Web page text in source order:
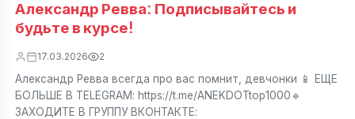
Александр Ревва: Подписывайтесь и
будьте в курсе!
17.03.2026 2
Александр Ревва всегда про вас помнит, девчонки 📱 ЕЩЕ
БОЛЬШЕ В TELEGRAM: https://t.me/ANEKDOTtop1000🔹
ЗАХОДИТЕ В ГРУППУ ВКОНТАКТЕ: